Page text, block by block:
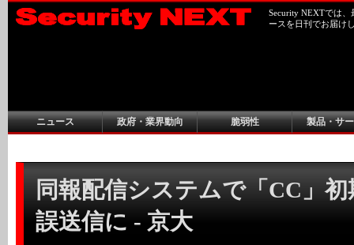
Security NEXTでは
ースを日刊でお届け
ニュース 政府・業界動向 脆弱性 製品・サ
同報配信システムで「CC」
誤送信に - 京大